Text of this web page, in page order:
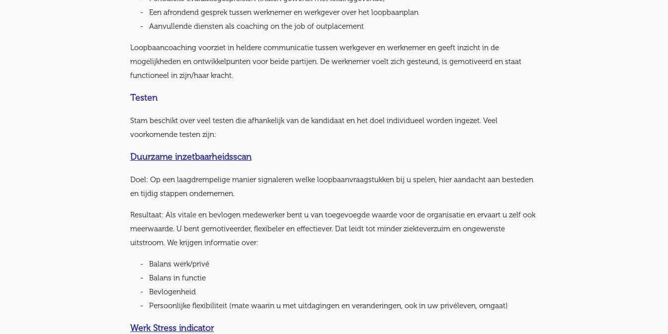
Een afrondend gesprek tussen werknemer en werkgever over het loopbaanplan
Aanvullende diensten als coaching on the job of outplacement
Loopbaancoaching voorziet in heldere communicatie tussen werkgever en werknemer en geeft inzicht in de
mogelijkheden en ontwikkelpunten voor beide partijen. De werknemer voelt zich gesteund, is gemotiveerd en staat
functioneel in zijn/haar kracht.
Testen
Stam beschikt over veel testen die afhankelijk van de kandidaat en het doel individueel worden ingezet. Veel
voorkomende testen zijn:
Duurzame inzetbaarheidsscan
Doel: Op een laagdrempelige manier signaleren welke loopbaanvraagstukken bij u spelen, hier aandacht aan besteden
en tijdig stappen ondernemen.
Resultaat: Als vitale en bevlogen medewerker bent u van toegevoegde waarde voor de organisatie en ervaart u zelf ook
meerwaarde. U bent gemotiveerder, flexibeler en effectiever. Dat leidt tot minder ziekteverzuim en ongewenste
uitstroom. We krijgen informatie over:
Balans werk/privé
Balans in functie
Bevlogenheid
Persoonlijke flexibiliteit (mate waarin u met uitdagingen en veranderingen, ook in uw privéleven, omgaat)
Werk Stress indicator